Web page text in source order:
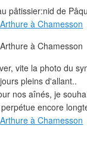
pâtissier:nid de
vite la photo du
pleins d'allant..
nos aînés, je
encore